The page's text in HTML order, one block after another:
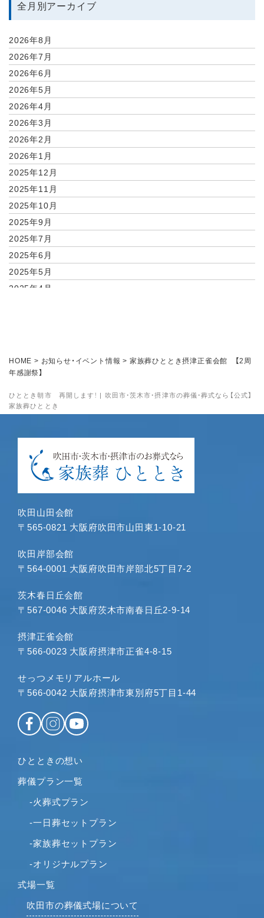
ひととき朝市 再開します！ | 吹田市・茨木市・摂津市の葬儀・葬式なら【公式】
家族葬ひととき
全月別アーカイブ
2026年8月
2026年7月
2026年6月
2026年5月
2026年4月
2026年3月
2026年2月
2026年1月
2025年12月
2025年11月
2025年10月
2025年9月
2025年7月
2025年6月
2025年5月
2025年4月
2024年9月
2024年7月
2024年5月
2024年4月
2024年3月
2023年11月
2023年9月
2023年8月
2023年6月
2023年4月
2023年3月
2023年1月
2022年11月
2022年10月
2022年8月
2022年7月
2022年6月
2022年5月
2022年2月
2022年1月
2021年12月
2021年11月
HOME > お知らせ・イベント情報 > 家族葬ひととき摂津正雀会館 【2周
年感謝祭】
吹田山田会館
〒565-0821 大阪府吹田市山田東1-10-21
吹田岸部会館
〒564-0001 大阪府吹田市岸部北5丁目7-2
茨木春日丘会館
〒567-0046 大阪府茨木市南春日丘2-9-14
摂津正雀会館
〒566-0023 大阪府摂津市正雀4-8-15
せっつメモリアルホール
〒566-0042 大阪府摂津市東別府5丁目1-44
ひとときの想い
葬儀プラン一覧
-火葬式プラン
-一日葬セットプラン
-家族葬セットプラン
-オリジナルプラン
式場一覧
吹田市の葬儀式場について